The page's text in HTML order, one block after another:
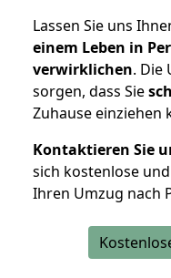
Lassen Sie uns
einem Leben in
verwirklichen. Die
sorgen, dass Sie
Zuhause einziehen
Kontaktieren Sie
sich kostenlose
Ihren Umzug nach